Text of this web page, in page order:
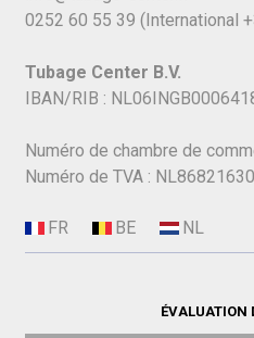
0252 60 55 39 (International
Tubage Center B.V.
IBAN/RIB :
Numéro de chambre de
Numéro de TVA :
ÉVALUATION